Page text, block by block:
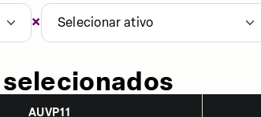
× Selecionar ativo
AUVP11